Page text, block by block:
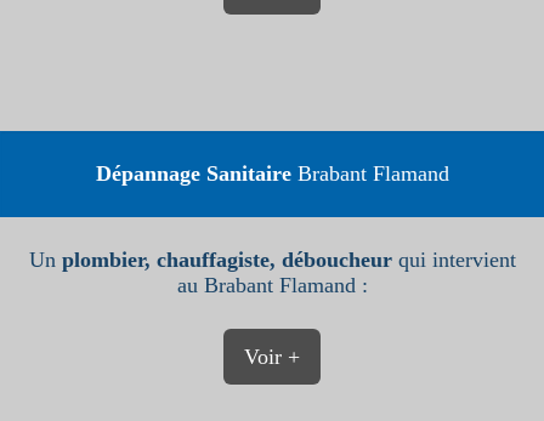
Dépannage SanitaireBrabant Flamand
Un plombier, chauffagiste, déboucheurqui intervient
au Brabant Flamand :
Voir +